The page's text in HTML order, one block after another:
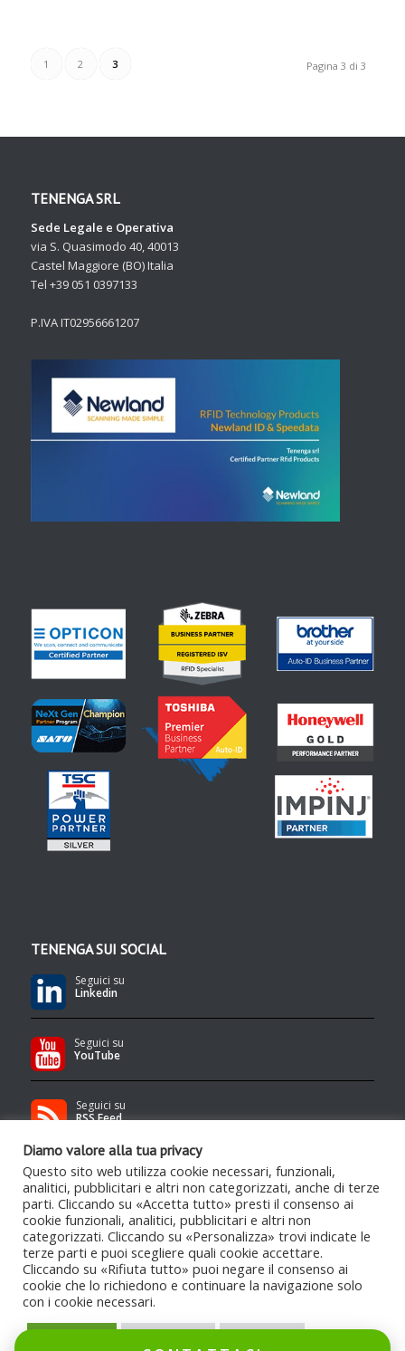
Pagina 3 di 3
1 2 3
TENENGA SRL
Sede Legale e Operativa
via S. Quasimodo 40, 40013
Castel Maggiore (BO) Italia
Tel +39 051 0397133
P.IVA IT02956661207
TENENGA SUI SOCIAL
Seguici su
Linkedin
Seguici su
YouTube
Seguici su
RSS Feed
Contenuti protetti da copyright Tenenga S.r.l.
- Qualsiasi uso e/o
riproduzione è severamente vietata
copyrights web credits
Diamo valore alla tua privacy
Questo sito web utilizza cookie necessari, funzionali,
analitici, pubblicitari e altri non categorizzati, anche di terze
parti. Cliccando su «Accetta tutto» presti il consenso ai
cookie funzionali, analitici, pubblicitari e altri non
categorizzati. Cliccando su «Personalizza» trovi indicate le
terze parti e puoi scegliere quali cookie accettare.
Cliccando su «Rifiuta tutto» puoi negare il consenso ai
cookie che lo richiedono e continuare la navigazione solo
con i cookie necessari.